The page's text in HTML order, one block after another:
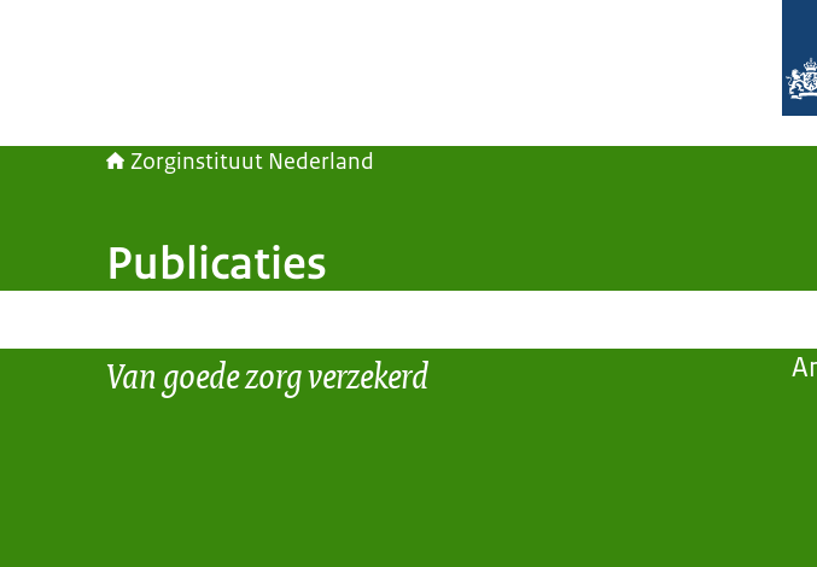
Zorginstituut Nederland
Publicaties
Van goede zorg verzekerd